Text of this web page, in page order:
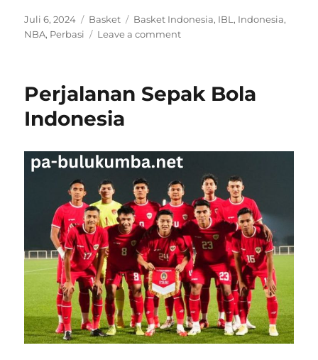
Posted
on
Juli 6, 2024 Categories
Basket Tags
Basket Indonesia, IBL , Indonesia,
NBA, Perbasi Leave a commenton
Musim
Perjalanan Sepak Bola
Indonesia